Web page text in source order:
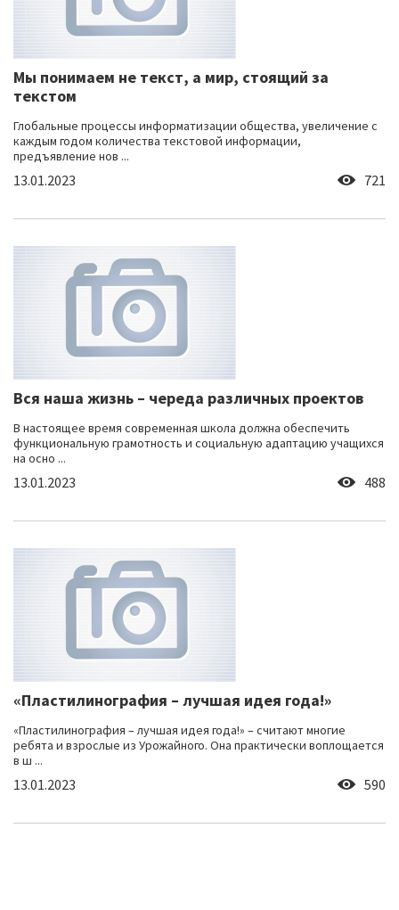
Мы понимаем не текст, а мир, стоящий за
текстом
Глобальные процессы информатизации общества, увеличение с
каждым годом количества текстовой информации,
предъявление нов ...
13.01.2023 721
Вся наша жизнь – череда различных проектов
В настоящее время современная школа должна обеспечить
функциональную грамотность и социальную адаптацию учащихся
на осно ...
13.01.2023 488
«Пластилинография – лучшая идея года!»
«Пластилинография – лучшая идея года!» – считают многие
ребята и взрослые из Урожайного. Она практически воплощается
в ш ...
13.01.2023 590